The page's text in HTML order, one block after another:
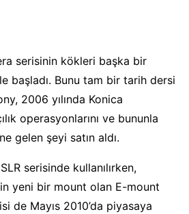
serisinin kökleri başka bir
başladı. Bunu tam bir tarih dersi
2006 yılında Konica
operasyonlarını ve bununla
gelen şeyi satın aldı.
serisinde kullanılırken,
yeni bir mount olan E-mount
de Mayıs 2010’da piyasaya